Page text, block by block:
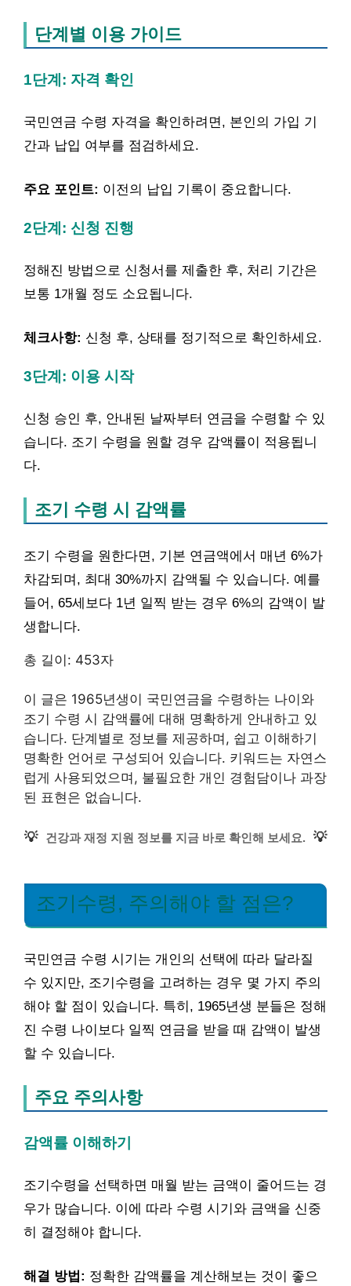
단계별 이용 가이드
1단계: 자격 확인
국민연금 수령 자격을 확인하려면, 본인의 가입 기
간과 납입 여부를 점검하세요.
주요 포인트: 이전의 납입 기록이 중요합니다.
2단계: 신청 진행
정해진 방법으로 신청서를 제출한 후, 처리 기간은
보통 1개월 정도 소요됩니다.
체크사항: 신청 후, 상태를 정기적으로 확인하세요.
3단계: 이용 시작
신청 승인 후, 안내된 날짜부터 연금을 수령할 수 있
습니다. 조기 수령을 원할 경우 감액률이 적용됩니
다.
조기 수령 시 감액률
조기 수령을 원한다면, 기본 연금액에서 매년 6%가
차감되며, 최대 30%까지 감액될 수 있습니다. 예를
들어, 65세보다 1년 일찍 받는 경우 6%의 감액이 발
생합니다.
총 길이: 453자
이 글은 1965년생이 국민연금을 수령하는 나이와
조기 수령 시 감액률에 대해 명확하게 안내하고 있
습니다. 단계별로 정보를 제공하며, 쉽고 이해하기
명확한 언어로 구성되어 있습니다. 키워드는 자연스
럽게 사용되었으며, 불필요한 개인 경험담이나 과장
된 표현은 없습니다.
💡 건강과 재정 지원 정보를 지금 바로 확인해 보세요. 💡
조기수령, 주의해야 할 점은?
국민연금 수령 시기는 개인의 선택에 따라 달라질
수 있지만, 조기수령을 고려하는 경우 몇 가지 주의
해야 할 점이 있습니다. 특히, 1965년생 분들은 정해
진 수령 나이보다 일찍 연금을 받을 때 감액이 발생
할 수 있습니다.
주요 주의사항
감액률 이해하기
조기수령을 선택하면 매월 받는 금액이 줄어드는 경
우가 많습니다. 이에 따라 수령 시기와 금액을 신중
히 결정해야 합니다.
해결 방법: 정확한 감액률을 계산해보는 것이 좋으